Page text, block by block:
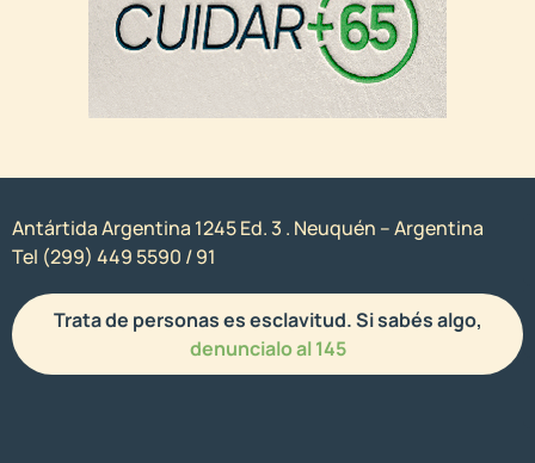
Antártida Argentina 1245 Ed. 3 . Neuquén – Argentina
Tel (299) 449 5590 / 91
Trata de personas es esclavitud. Si sabés algo,
denuncialo al 145